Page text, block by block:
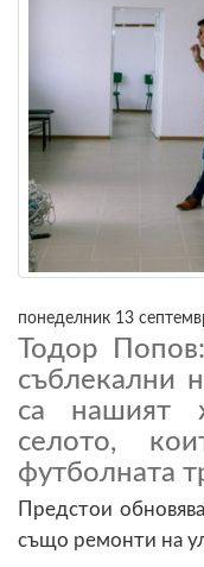
понеделник 13
Тодор
съблекални
са нашият
селото,
футболната
Предстои
също ремонти на